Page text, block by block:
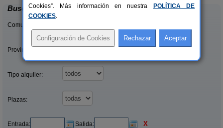
Buscar
Comunidades:
Provincias/Islas:
Tipo alquiler:
Plazas:
Entrada: Salida: X
Cookies”. Más información en nuestra
POLÍTICA DE
COOKIES.